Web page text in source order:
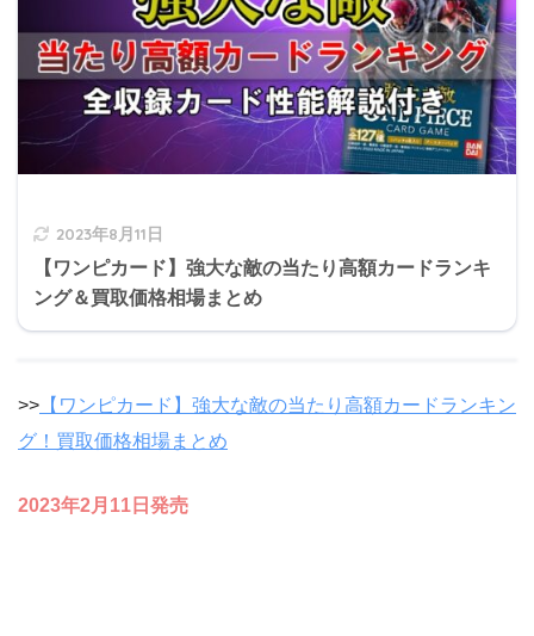
2023年8月11日
【ワンピカード】強大な敵の当たり高額カードランキ
ング＆買取価格相場まとめ
>> 【ワンピカード】強大な敵の当たり高額カードランキン
グ！買取価格相場まとめ
2023年2月11日発売